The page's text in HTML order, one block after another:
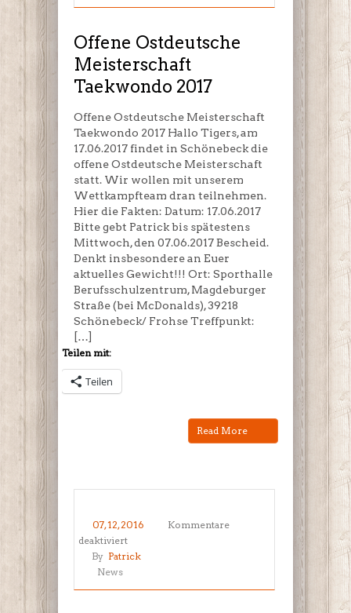
2017
Offene Ostdeutsche
Meisterschaft
Taekwondo 2017
Offene Ostdeutsche Meisterschaft
Taekwondo 2017 Hallo Tigers, am
17.06.2017 findet in Schönebeck die
offene Ostdeutsche Meisterschaft
statt. Wir wollen mit unserem
Wettkampfteam dran teilnehmen.
Hier die Fakten: Datum: 17.06.2017
Bitte gebt Patrick bis spätestens
Mittwoch, den 07.06.2017 Bescheid.
Denkt insbesondere an Euer
aktuelles Gewicht!!! Ort: Sporthalle
Berufsschulzentrum, Magdeburger
Straße (bei McDonalds), 39218
Schönebeck/ Frohse Treffpunkt:
[…]
Teilen mit:
Teilen
Read More
07, 12, 2016
Kommentare
deaktiviertfür
Sommerfest
By Patrick
News